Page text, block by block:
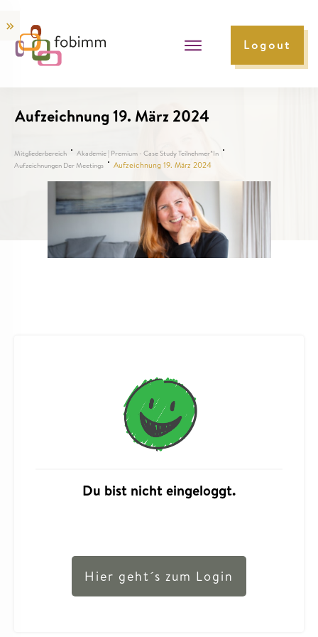
Logout
Aufzeichnung 19. März 2024
Mitgliederbereich
Akademie | Premium - Case Study Teilnehmer*in
Aufzeichnungen Der Meetings
Aufzeichnung 19. März 2024
Du bist nicht eingeloggt.
Hier geht´s zum Login